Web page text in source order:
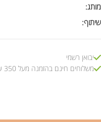
מותג:
שיתוף:
יבואן רשמי
משלוחים חינם בהזמנה מעל 350 ₪